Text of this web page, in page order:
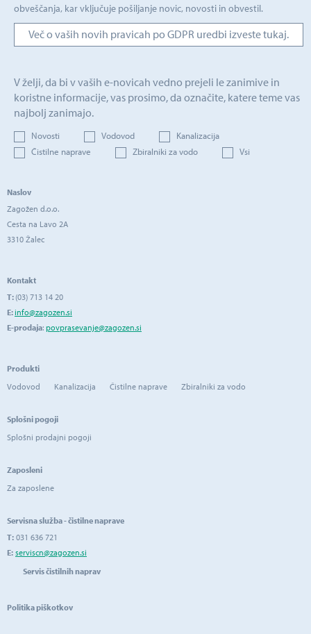
obveščanja, kar vključuje pošiljanje novic, novosti in obvestil.
Več o vaših novih pravicah po GDPR uredbi izveste tukaj.
V želji, da bi v vaših e-novicah vedno prejeli le zanimive in
koristne informacije, vas prosimo, da označite, katere teme vas
najbolj zanimajo.
Novosti Vodovod
Kanalizacija
Čistilne naprave
Zbiralniki za vodo Vsi
Naslov
Zagožen d.o.o.
Cesta na Lavo 2A
3310 Žalec
Kontakt
T: (03) 713 14 20
E:info@zagozen.si
E-prodaja: povprasevanje@zagozen.si
Produkti
Vodovod
Kanalizacija Čistilne naprave Zbiralniki za vodo
Splošni pogoji
Splošni prodajni pogoji
Zaposleni
Za zaposlene
Servisna služba - čistilne naprave
T: 031 636 721
E: serviscn@zagozen.si
Servis čistilnih naprav
Politika piškotkov